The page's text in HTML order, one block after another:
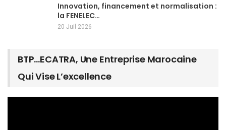
Innovation, financement et normalisation :
la FENELEC…
20 Juil 2026
BTP…ECATRA, Une Entreprise Marocaine
Qui Vise L’excellence